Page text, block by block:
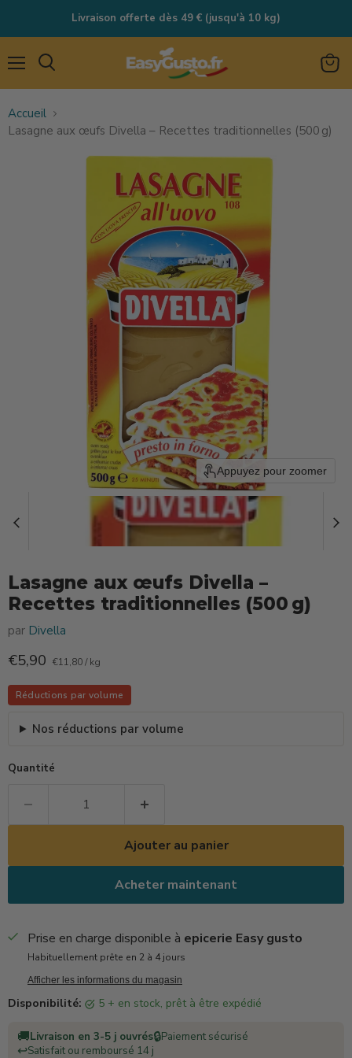
Livraison offerte dès 49 € (jusqu'à 10 kg)
Accueil
Lasagne aux œufs Divella – Recettes traditionnelles (500 g)
Appuyez pour zoomer
Lasagne aux œufs Divella –
Recettes traditionnelles (500 g)
par Divella
Prix actuel
€5,90 €11,80/kg
Réductions par volume
Nos réductions par volume
Quantité
Ajouter au panier
Acheter maintenant
Prise en charge disponible à epicerie Easy gusto
Habituellement prête en 2 à 4 jours
Afficher les informations du magasin
Disponibilité: 5 + en stock, prêt à être expédié
🚚Livraison en 3-5 j ouvrés🔒Paiement sécurisé
↩️Satisfait ou remboursé 14 j